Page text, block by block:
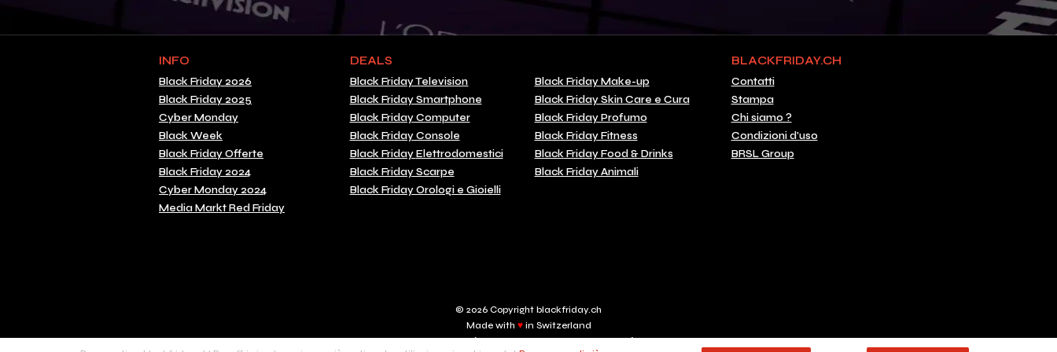
INFO
Black Friday 2026
Black Friday 2025
Cyber Monday
Black Week
Black Friday Offerte
Black Friday 2024
Cyber Monday 2024
Media Markt Red Friday
DEALS
Black Friday Television
Black Friday Smartphone
Black Friday Computer
Black Friday Console
Black Friday Elettrodomestici
Black Friday Scarpe
Black Friday Orologi e Gioielli
Black Friday Make-up
Black Friday Skin Care e Cura
Black Friday Profumo
Black Friday Fitness
Black Friday Food & Drinks
Black Friday Animali
BLACKFRIDAY.CH
Contatti
Stampa
Chi siamo ?
Condizioni d'uso
BRSL Group
© 2026 Copyright blackfriday.ch
Made with ♥in Switzerland
BRSL digital sàrl, Rue de Carouge, 24 - 1205 Genève